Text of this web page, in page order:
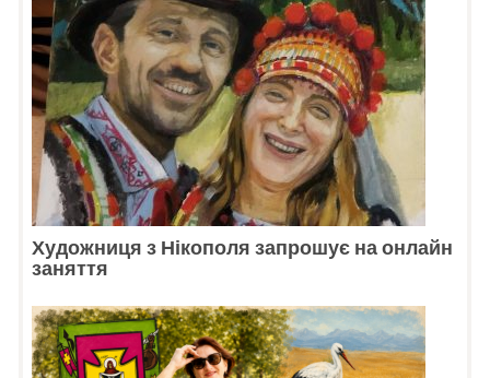
Художниця з Нікополя запрошує на онлайн
заняття